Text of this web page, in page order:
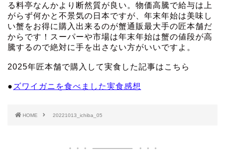
る料亭なんかより断然質が良い。物価高騰で給与は上
がらず何かと不景気の日本ですが、年末年始は美味し
い蟹をお得に購入出来るのが蟹通販最大手の匠本舗だ
からです！スーパーや市場は年末年始は蟹の値段が高
騰するので絶対に手を出さない方がいいですよ。
2025年匠本舗で購入して実食した記事はこちら
● ズワイガニを食べました実食感想
HOME 20221013_ichiba_05